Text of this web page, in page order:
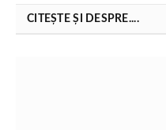
CITEȘTE ȘI DESPRE....